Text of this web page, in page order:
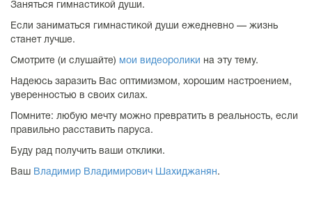
Заняться гимнастикой души.
Если заниматься гимнастикой души ежедневно — жизнь
станет лучше.
Смотрите (и слушайте) мои видеоролики на эту тему.
Надеюсь заразить Вас оптимизмом, хорошим настроением,
уверенностью в своих силах.
Помните: любую мечту можно превратить в реальность, если
правильно расставить паруса.
Буду рад получить ваши отклики.
Ваш Владимир Владимирович Шахиджанян.